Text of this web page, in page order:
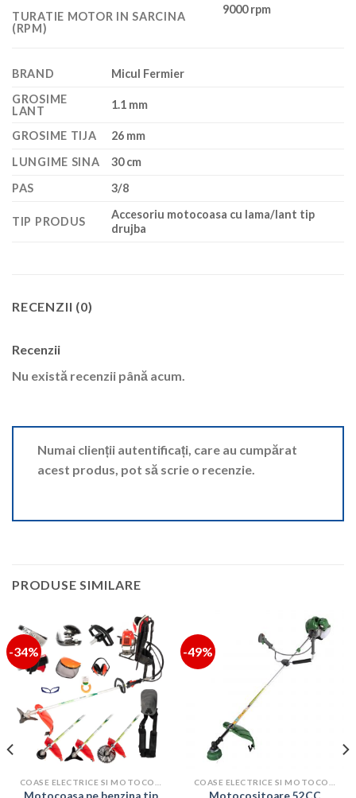
TURATIE MOTOR IN SARCINA
(RPM)
9000 rpm
BRAND
Micul Fermier
GROSIME
LANT
1.1 mm
GROSIME TIJA
26 mm
LUNGIME SINA
30 cm
PAS
3/8
TIP PRODUS
Accesoriu motocoasa cu lama/lant tip
drujba
RECENZII (0)
Recenzii
Nu există recenzii până acum.
Numai clienții autentificați, care au cumpărat
acest produs, pot să scrie o recenzie.
PRODUSE SIMILARE
-34%
Motocoasa pe benzina tip
-49%
Motocositoare 52CC